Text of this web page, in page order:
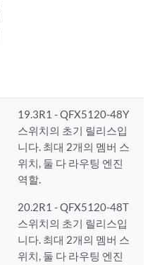
19.3R1 - QFX5120-48Y
스위치의 초기 릴리스입
니다. 최대 2개의 멤버 스
위치, 둘 다 라우팅 엔진
역할.
20.2R1 - QFX5120-48T
스위치의 초기 릴리스입
니다. 최대 2개의 멤버 스
위치, 둘 다 라우팅 엔진